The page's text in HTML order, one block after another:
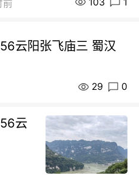
前
云阳张飞庙三 蜀汉
29 0
云